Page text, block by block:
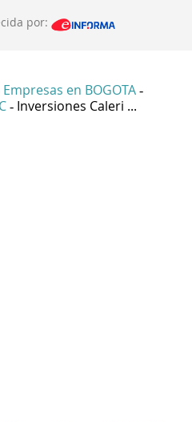
por:
Empresas en BOGOTA -
- Inversiones Caleri ...